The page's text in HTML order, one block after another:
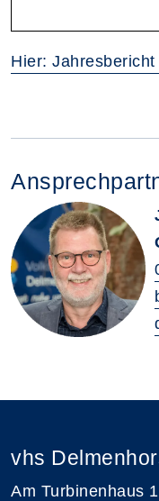
Hier:
vhs
Am Turbinenhaus